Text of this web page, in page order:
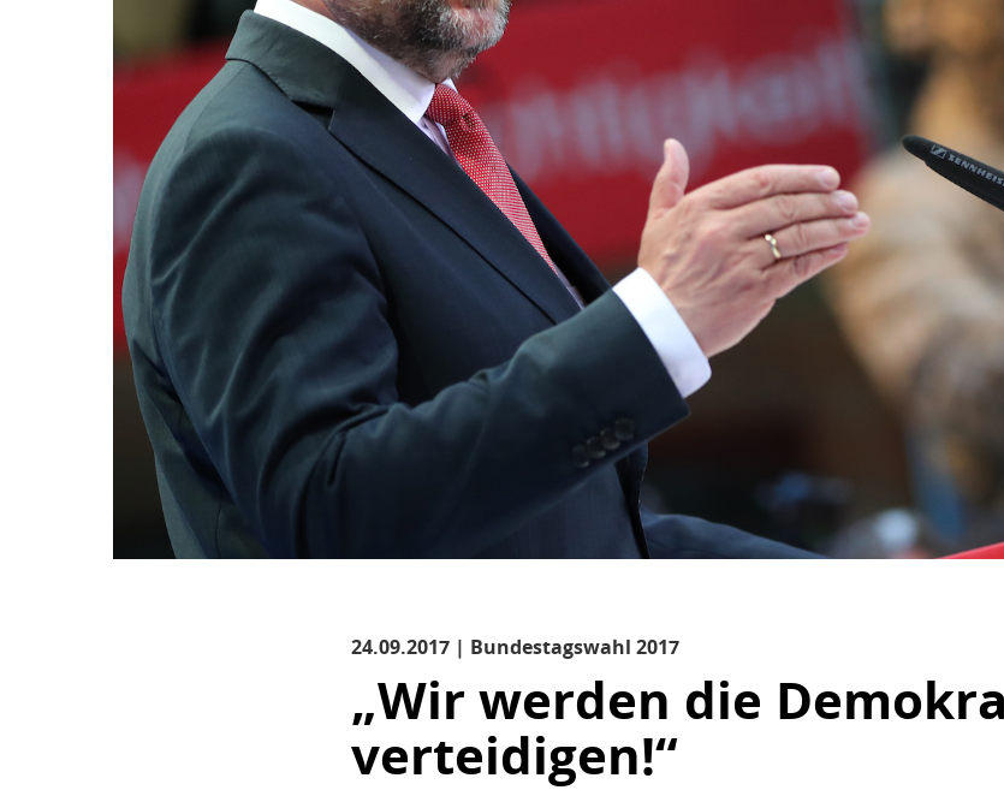
24.09.2017 | Bundestagswahl 2017
„Wir werden die
verteidigen!“